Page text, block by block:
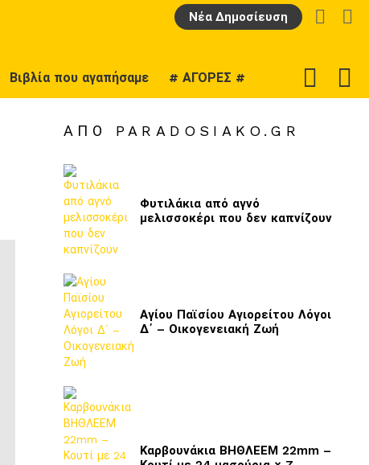
Νέα Δημοσίευση
LOGIN
Βιβλία που αγαπήσαμε # ΑΓΟΡΕΣ #
SKIN
ΑΠΌ PARADOSIAKO.GR
Φυτιλάκια από αγνό
μελισσοκέρι που δεν καπνίζουν
Αγίου Παϊσίου Αγιορείτου Λόγοι
Δ΄ – Οικογενειακή Ζωή
Καρβουνάκια ΒΗΘΛΕΕΜ 22mm –